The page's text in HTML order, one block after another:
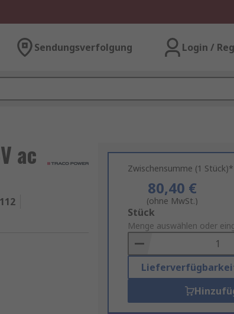
Sendungsverfolgung Login /
ac Zwischensumme (1 Stück)*
80,40 €
(ohne MwSt.)
Add
to
Basket
Stück
Menge auswählen oder